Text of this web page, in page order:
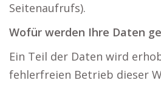
Seitenaufrufs).
Wofür werden Ihre Daten
Ein Teil der Daten wird
fehlerfreien Betrieb dieser